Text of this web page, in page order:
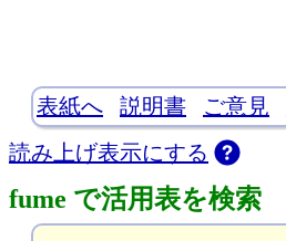
表紙へ 説明書 ご意見
読み上げ表示にする
fume で活用表を検索